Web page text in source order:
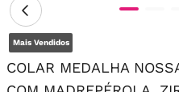
Mais Vendidos
COLAR MEDALHA